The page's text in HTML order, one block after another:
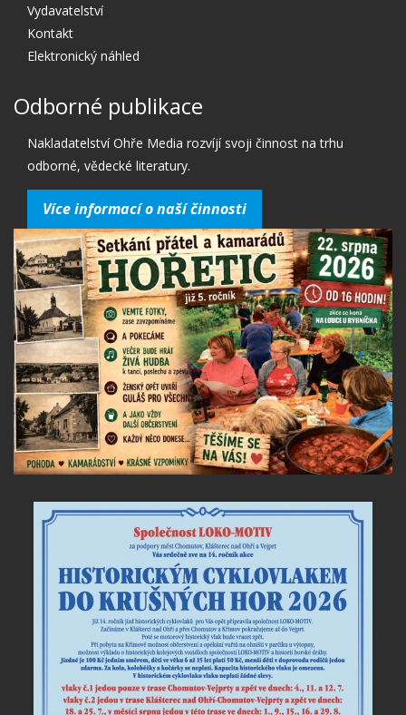
Vydavatelství
Kontakt
Elektronický náhled
Odborné publikace
Nakladatelství Ohře Media rozvíjí svoji činnost na trhu
odborné, vědecké literatury.
Více informací o naší činnosti